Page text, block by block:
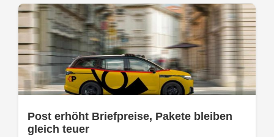
Post erhöht Briefpreise, Pakete bleiben
gleich teuer